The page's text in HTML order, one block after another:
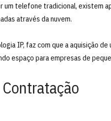
um telefone tradicional, existem
através da nuvem.
IP, faz com que a aquisição
espaço para empresas de